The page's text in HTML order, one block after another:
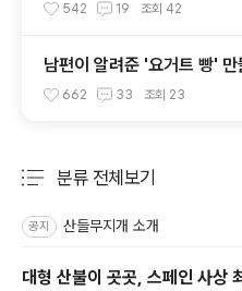
542 19 조회 42
남편이 알려준 '요거트 빵'
화날 뻔
662 33 조회 23
분류 전체보기
공지 산들무지개 소개
대형 산불이 곳곳, 스페인 사상